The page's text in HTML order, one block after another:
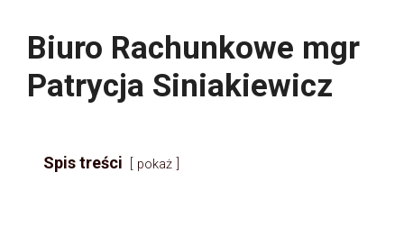
Biuro Rachunkowe mgr
Patrycja Siniakiewicz
Spis treści pokaż